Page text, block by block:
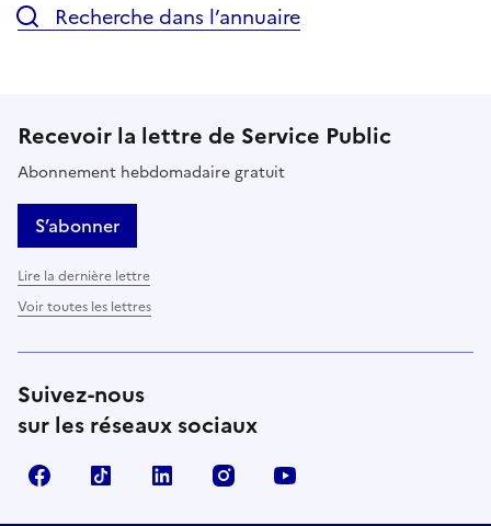
Recherche dans l’annuaire
Recevoir la lettre de Service Public
Abonnement hebdomadaire gratuit
S’abonner
Lire la dernière lettre
Voir toutes les lettres
Suivez-nous
sur les réseaux sociaux
FacebookTikTok LinkedIn Instagram